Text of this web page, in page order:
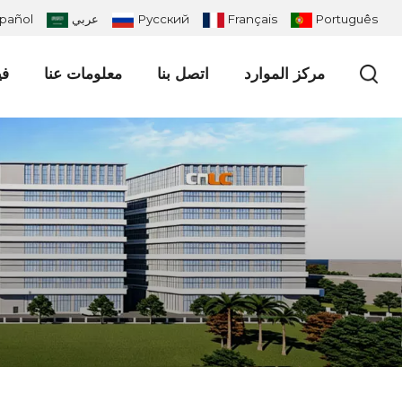
عربي Русский Français Português
معلومات عنا اتصل بنا مركز الموارد